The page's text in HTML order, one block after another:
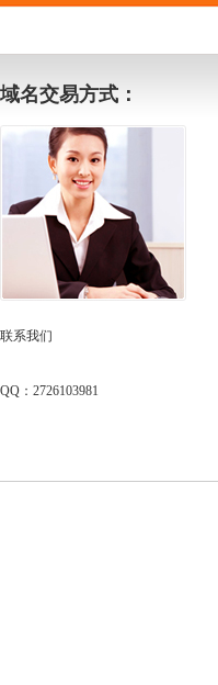
域名交易方式：
联系我们
QQ：2726103981